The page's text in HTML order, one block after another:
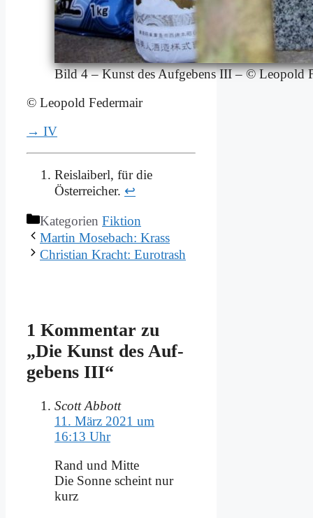
Bild 4 – Kunst des Auf­ge­bens III – © Leo­pold
© Leo­pold Fe­der­mair
→ IV
Reislaiberl, für die
Österreicher. ↩
Kategorien Fiktion
Mar­tin Mo­se­bach: Krass
Chri­sti­an Kracht: Eu­ro­trash
1 Kommentar zu
„Die Kunst des Auf­
ge­bens III“
Scott Abbott
11. März 2021 um
16:13 Uhr
Rand und Mit­te
Die Son­ne scheint nur
kurz